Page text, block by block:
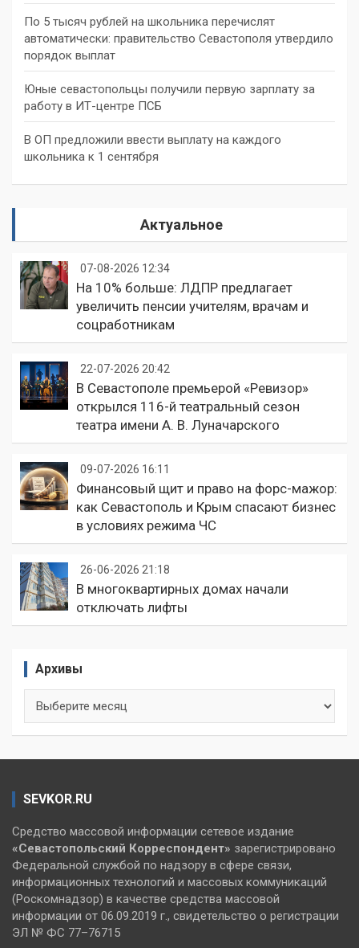
По 5 тысяч рублей на школьника перечислят
автоматически: правительство Севастополя утвердило
порядок выплат
Юные севастопольцы получили первую зарплату за
работу в ИТ-центре ПСБ
В ОП предложили ввести выплату на каждого
школьника к 1 сентября
Актуальное
07-08-2026 12:34
На 10% больше: ЛДПР предлагает
увеличить пенсии учителям, врачам и
соцработникам
22-07-2026 20:42
В Севастополе премьерой «Ревизор»
открылся 116-й театральный сезон
театра имени А. В. Луначарского
09-07-2026 16:11
Финансовый щит и право на форс-мажор:
как Севастополь и Крым спасают бизнес
в условиях режима ЧС
26-06-2026 21:18
В многоквартирных домах начали
отключать лифты
Архивы
SEVKOR.RU
Средство массовой информации сетевое издание
«Севастопольский Корреспондент» зарегистрировано
Федеральной службой по надзору в сфере связи,
информационных технологий и массовых коммуникаций
(Роскомнадзор) в качестве средства массовой
информации от 06.09.2019 г., свидетельство о регистрации
ЭЛ № ФС 77–76715